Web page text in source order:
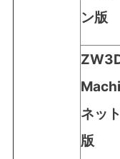
ン版
ネッ
版